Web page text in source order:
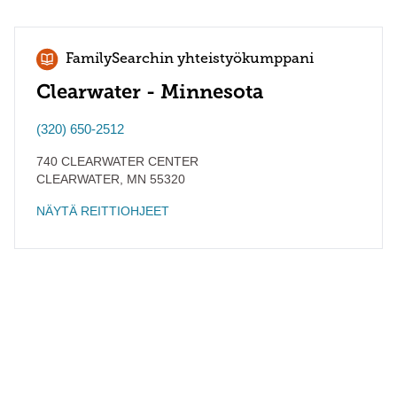
FamilySearchin yhteistyökumppani
Clearwater - Minnesota
(320) 650-2512
740 CLEARWATER CENTER
CLEARWATER
MN 55320
NÄYTÄ REITTIOHJEET